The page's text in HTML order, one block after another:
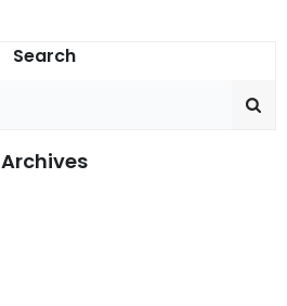
Search
Archives